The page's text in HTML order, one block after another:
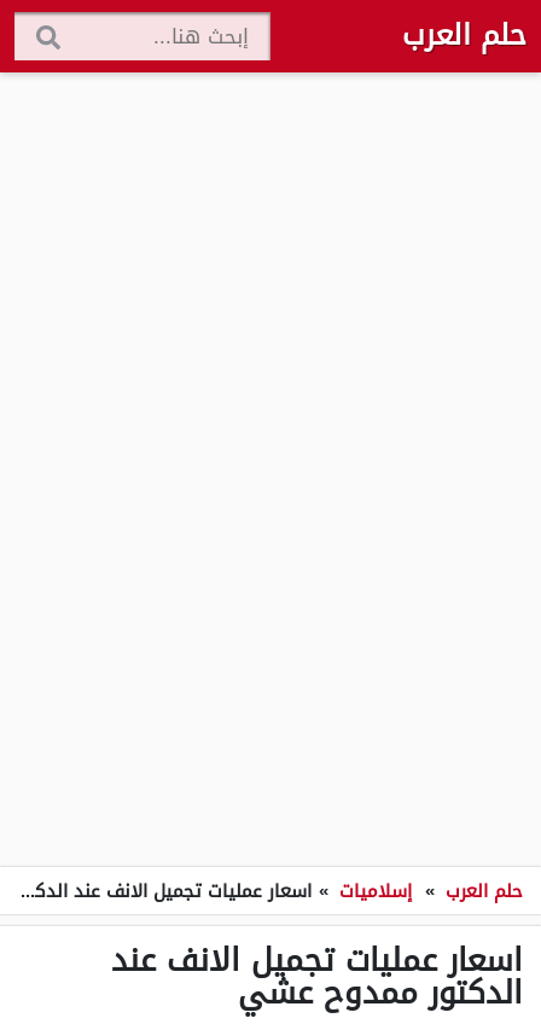
حلم العرب
حلم العرب » إسلاميات » اسعار عمليات تجميل الانف عند الدكتور ممدوح عشي
اسعار عمليات تجميل الانف عند
الدكتور ممدوح عشي